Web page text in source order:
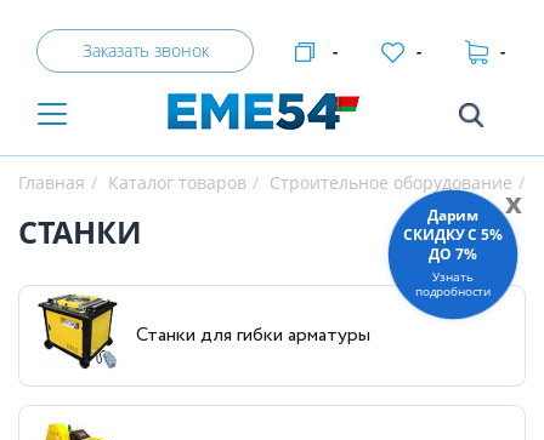
Заказать звонок - - -
Главная Каталог товаров Строительное оборудование
СТАНКИ
Станки для гибки арматуры
x
Дарим
СКИДКУ C 5%
ДО 7%
Узнать
подробности